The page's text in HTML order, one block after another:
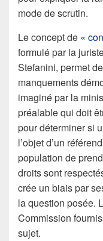
mode de scrutin.
Le concept de «
formulé par la
Stefanini, permet
manquements
imaginé par la
préalable qui doit
pour déterminer si
l’objet d’un
population de
droits sont
crée un biais par
la question posée.
Commission
sujet.